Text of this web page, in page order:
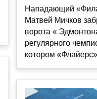
Нападающий
Матвей Мичков
ворота «
регулярного
котором